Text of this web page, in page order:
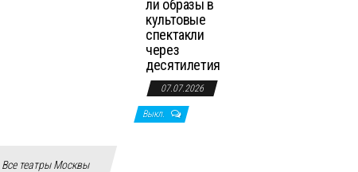
ли образы в
культовые
спектакли
через
десятилетия
07.07.2026
Выкл.
Все театры Москвы